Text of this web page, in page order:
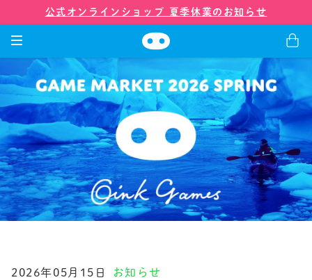
公式オンラインショップ 夏季休業のお知らせ
2026年05月15日 お知らせ
ゲーム
グッズ
会社紹介